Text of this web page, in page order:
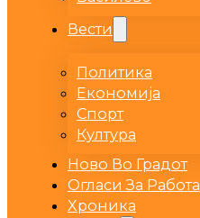
Вести
Политика
Економија
Спорт
Култура
Ново Во Градот
Огласи За Работа
Хроника